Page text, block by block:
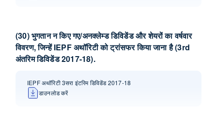
(30) भुगतान न किए गए/अनक्लेम्‍ड डिविडेंड और शेयरों का वर्षवार
विवरण, जिन्‍हें IEPF अथॉरिटी को ट्रांसफर किया जाना है (3rd
अंतरिम डिविडेंड 2017-18).
IEPF अथॉरिटी 3सरा इंटरिम डिविडेंड 2017-18
डाउनलोड करें